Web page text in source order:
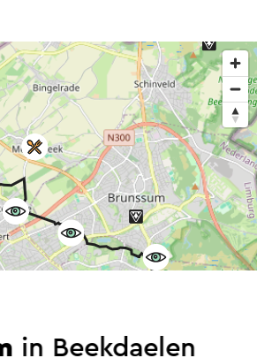
in Beekdaelen